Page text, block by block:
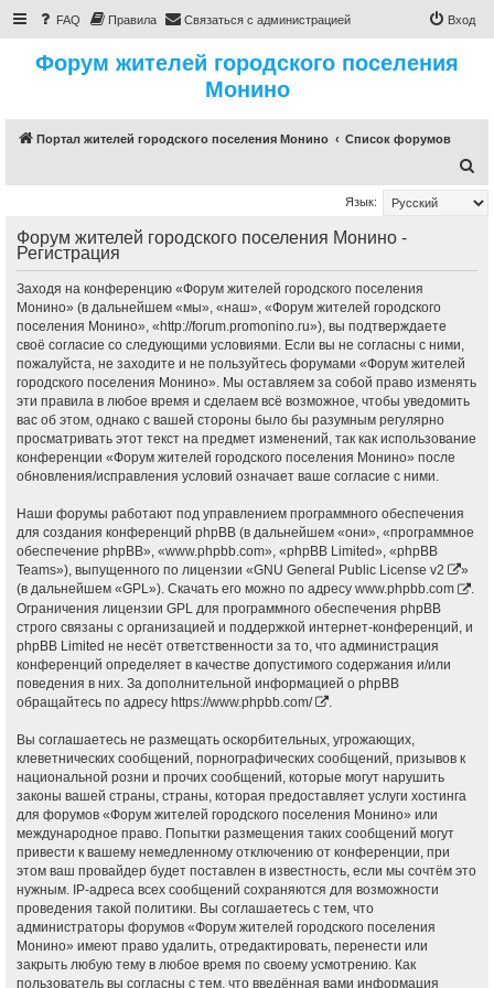
FAQ Правила Связаться с администрацией Вход
Форум жителей городского поселения
Монино
Портал жителей городского поселения Монино
Список форумов
о
к
Язык:
Форум жителей городского поселения Монино -
Регистрация
Заходя на конференцию «Форум жителей городского поселения
Монино» (в дальнейшем «мы», «наш», «Форум жителей городского
поселения Монино», «http://forum.promonino.ru»), вы подтверждаете
своё согласие со следующими условиями. Если вы не согласны с ними,
пожалуйста, не заходите и не пользуйтесь форумами «Форум жителей
городского поселения Монино». Мы оставляем за собой право изменять
эти правила в любое время и сделаем всё возможное, чтобы уведомить
вас об этом, однако с вашей стороны было бы разумным регулярно
просматривать этот текст на предмет изменений, так как использование
конференции «Форум жителей городского поселения Монино» после
обновления/исправления условий означает ваше согласие с ними.
Наши форумы работают под управлением программного обеспечения
для создания конференций phpBB (в дальнейшем «они», «программное
обеспечение phpBB», «www.phpbb.com», «phpBB Limited», «phpBB
Teams»), выпущенного по лицензии «GNU General Public License v2
»
(в дальнейшем «GPL»). Скачать его можно по адресу www.phpbb.com
.
Ограничения лицензии GPL для программного обеспечения phpBB
строго связаны с организацией и поддержкой интернет-конференций, и
phpBB Limited не несёт ответственности за то, что администрация
конференций определяет в качестве допустимого содержания и/или
поведения в них. За дополнительной информацией о phpBB
обращайтесь по адресу https://www.phpbb.com/
Вы соглашаетесь не размещать оскорбительных, угрожающих,
клеветнических сообщений, порнографических сообщений, призывов к
национальной розни и прочих сообщений, которые могут нарушить
законы вашей страны, страны, которая предоставляет услуги хостинга
для форумов «Форум жителей городского поселения Монино» или
международное право. Попытки размещения таких сообщений могут
привести к вашему немедленному отключению от конференции, при
этом ваш провайдер будет поставлен в известность, если мы сочтём это
нужным. IP-адреса всех сообщений сохраняются для возможности
проведения такой политики. Вы соглашаетесь с тем, что
администраторы форумов «Форум жителей городского поселения
Монино» имеют право удалить, отредактировать, перенести или
закрыть любую тему в любое время по своему усмотрению. Как
пользователь вы согласны с тем, что введённая вами информация